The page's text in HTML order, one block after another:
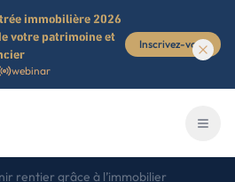
immobilière 2026
votre patrimoine et
webinar
Inscrivez-vous
rentier grâce à l’immobilier